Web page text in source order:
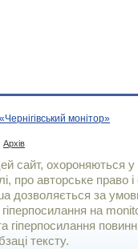
монітор»
Архів
сайт, охороняються у
про авторське право і
дозволяється за
на
тексту.